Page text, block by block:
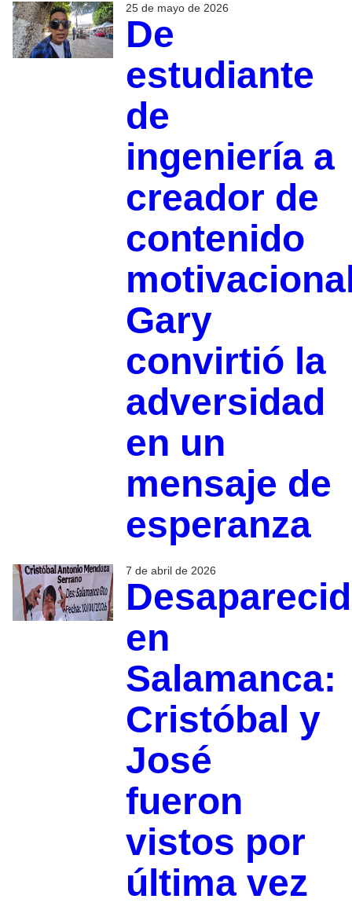
25 de mayo de 2026
De
estudiante
de
ingeniería a
creador de
contenido
Gary
convirtió la
adversidad
en un
mensaje de
esperanza
7 de abril de 2026
en
Salamanca:
Cristóbal y
José
fueron
vistos por
última vez